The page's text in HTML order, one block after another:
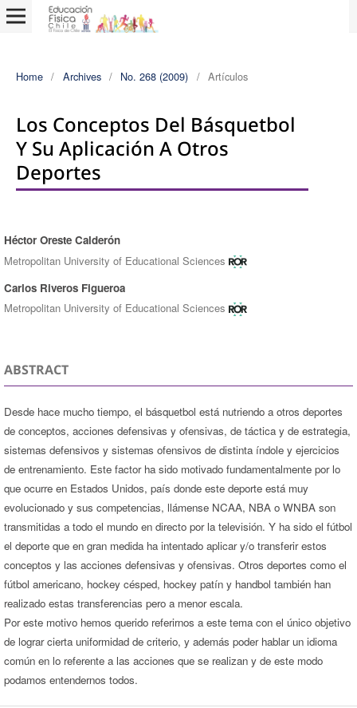
Home / Archives / No. 268 (2009) / Artículos
Los Conceptos Del Básquetbol
Y Su Aplicación A Otros
Deportes
Authors
Héctor Oreste Calderón
Metropolitan University of Educational Sciences
Carlos Riveros Figueroa
Metropolitan University of Educational Sciences
ABSTRACT
Desde hace mucho tiempo, el básquetbol está nutriendo a otros deportes
de conceptos, acciones defensivas y ofensivas, de táctica y de estrategia,
sistemas defensivos y sistemas ofensivos de distinta índole y ejercicios
de entrenamiento. Este factor ha sido motivado fundamentalmente por lo
que ocurre en Estados Unidos, país donde este deporte está muy
evolucionado y sus competencias, llámense NCAA, NBA o WNBA son
transmitidas a todo el mundo en directo por la televisión. Y ha sido el fútbol
el deporte que en gran medida ha intentado aplicar y/o transferir estos
conceptos y las acciones defensivas y ofensivas. Otros deportes como el
fútbol americano, hockey césped, hockey patín y handbol también han
realizado estas transferencias pero a menor escala.
Por este motivo hemos querido referirnos a este tema con el único objetivo
de lograr cierta uniformidad de criterio, y además poder hablar un idioma
común en lo referente a las acciones que se realizan y de este modo
podamos entendernos todos.